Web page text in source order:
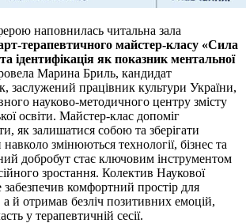
наповнилась читальна зала
терапевтичного майстер-класу «Сила
ідентифікація як показник ментальної
Марина Бриль, кандидат
заслужений працівник культури України,
науково-методичного центру змісту
освіти. Майстер-клас допоміг
як залишатися собою та зберігати
змінюються технології, бізнес та
добробут стає ключовим інструментом
зростання. Колектив Наукової
забезпечив комфортний простір для
а й отримав безліч позитивних емоцій,
у терапевтичній сесії.